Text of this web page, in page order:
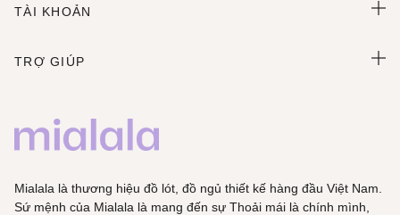
TÀI KHOẢN
TRỢ GIÚP
Mialala là thương hiệu đồ lót, đồ ngủ thiết kế hàng đầu Việt Nam.
Sứ mệnh của Mialala là mang đến sự Thoải mái là chính mình,